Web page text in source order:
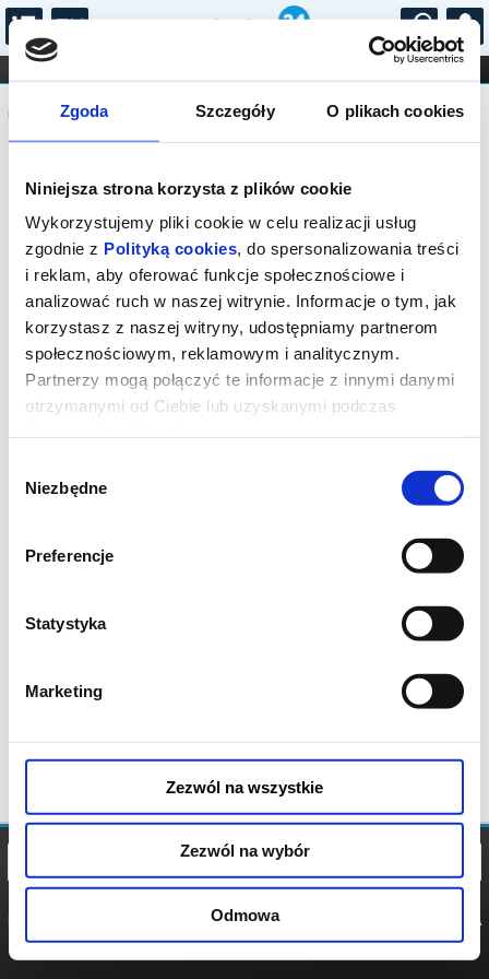
Zgoda Szczegóły O plikach cookies
Niniejsza strona korzysta z plików cookie
Wykorzystujemy pliki cookie w celu realizacji usług
zgodnie z Polityką cookies, do spersonalizowania treści
i reklam, aby oferować funkcje społecznościowe i
analizować ruch w naszej witrynie. Informacje o tym, jak
korzystasz z naszej witryny, udostępniamy partnerom
społecznościowym, reklamowym i analitycznym.
Partnerzy mogą połączyć te informacje z innymi danymi
otrzymanymi od Ciebie lub uzyskanymi podczas
zgody
Niezbędne
Preferencje
Statystyka
Marketing
Zezwól na wszystkie
Zezwól na wybór
Odmowa
...
FILHARMONIA OPERA I BALET
STAND-UP
DLA DZIECI
Komunikat
Sprzedaż on-line została zakończona,
sprawdź dostępność biletów w kasie.
POLITYKA
POLITYKA